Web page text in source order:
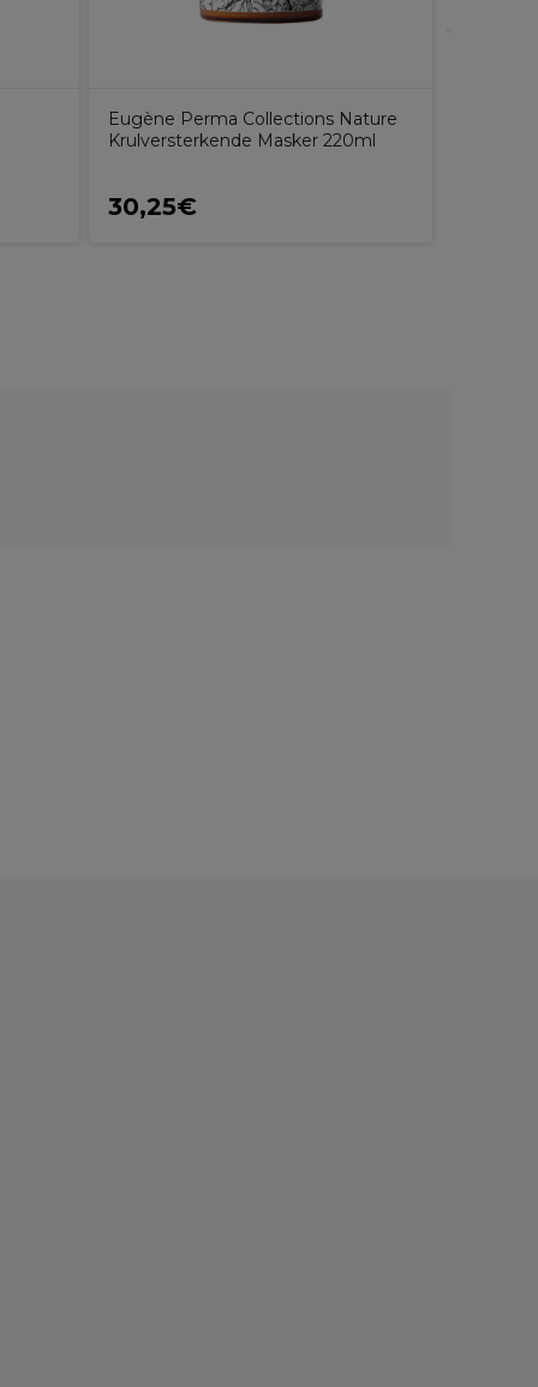
Eugène Perma Collections Nature
Krulversterkende Masker 220ml
30,25€